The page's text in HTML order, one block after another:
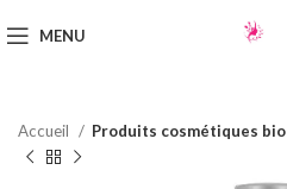
MENU
Accueil Produits cosmétiques bio